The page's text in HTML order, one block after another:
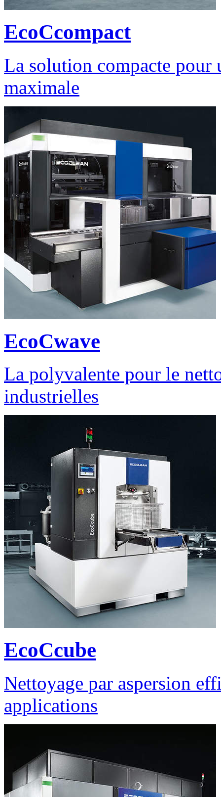
EcoCcompact
La solution compacte pour
maximale
EcoCwave
La polyvalente pour le
industrielles
EcoCcube
Nettoyage par aspersion
applications